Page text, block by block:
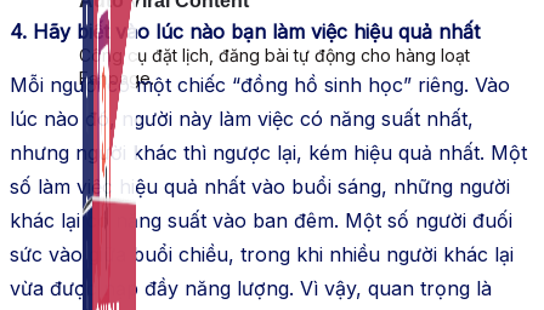
Công cụ đặt lịch, đăng bài tự động cho hàng loạt
Fanpage.
4. Hãy biết vào lúc nào bạn làm việc hiệu quả nhất
Mỗi người có một chiếc “đồng hồ sinh học” riêng. Vào
lúc nào đó, người này làm việc có năng suất nhất,
nhưng người khác thì ngược lại, kém hiệu quả nhất. Một
số làm việc hiệu quả nhất vào buổi sáng, những người
khác lại có năng suất vào ban đêm. Một số người đuối
sức vào giữa buổi chiều, trong khi nhiều người khác lại
vừa được nạp đầy năng lượng. Vì vậy, quan trọng là